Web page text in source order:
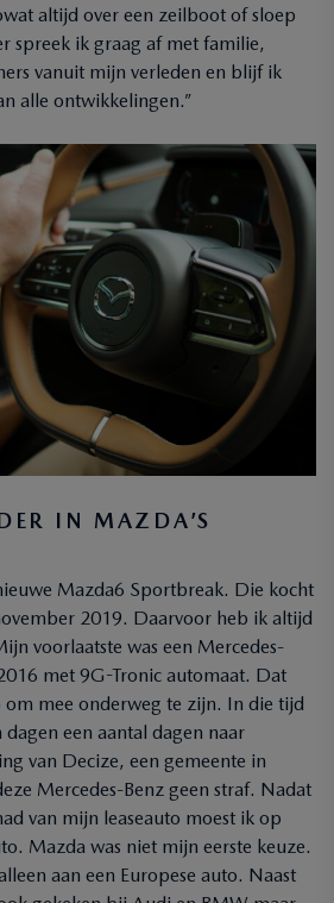
altijd over een zeilboot of sloep
spreek ik graag af met familie,
vanuit mijn verleden en blijf ik
alle ontwikkelingen.”
IN MAZDA’S
Mazda6 Sportbreak. Die kocht
2019. Daarvoor heb ik altijd
voorlaatste was een Mercedes-
met 9G-Tronic automaat. Dat
om mee onderweg te zijn. In die tijd
een aantal dagen naar
van Decize, een gemeente in
Mercedes-Benz geen straf. Nadat
van mijn leaseauto moest ik op
Mazda was niet mijn eerste keuze.
aan een Europese auto. Naast